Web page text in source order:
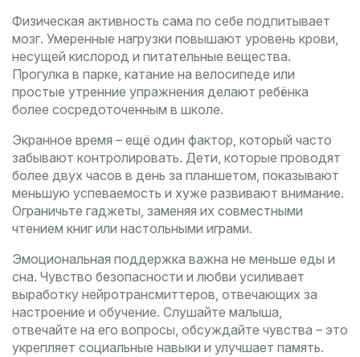
Физическая активность сама по себе подпитывает
мозг. Умеренные нагрузки повышают уровень крови,
несущей кислород и питательные вещества.
Прогулка в парке, катание на велосипеде или
простые утренние упражнения делают ребёнка
более сосредоточенным в школе.
Экранное время – ещё один фактор, который часто
забывают контролировать. Дети, которые проводят
более двух часов в день за планшетом, показывают
меньшую успеваемость и хуже развивают внимание.
Ограничьте гаджеты, заменяя их совместными
чтением книг или настольными играми.
Эмоциональная поддержка важна не меньше еды и
сна. Чувство безопасности и любви усиливает
выработку нейротрансмиттеров, отвечающих за
настроение и обучение. Слушайте малыша,
отвечайте на его вопросы, обсуждайте чувства – это
укрепляет социальные навыки и улучшает память.